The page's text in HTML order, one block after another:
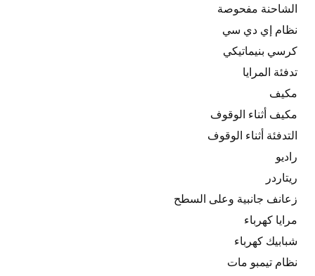
الشاحنة مفحوصة
نظام إي دي سي
كرسي بنيماتيكي
تدفئة المرايا
مكيف
مكيف أثناء الوقوف
التدفئة أثناء الوقوف
راديو
ريتاردر
زعانف جانبية وعلى السطح
مرايا كهرباء
شبابيك كهرباء
نظام تيمبو مات